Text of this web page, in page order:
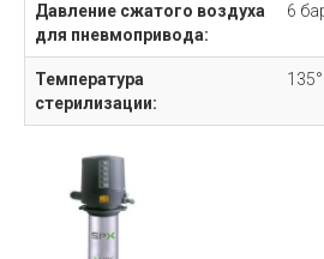
Давление сжатого воздуха
для пневмопривода:
6
Температура
стерилизации: